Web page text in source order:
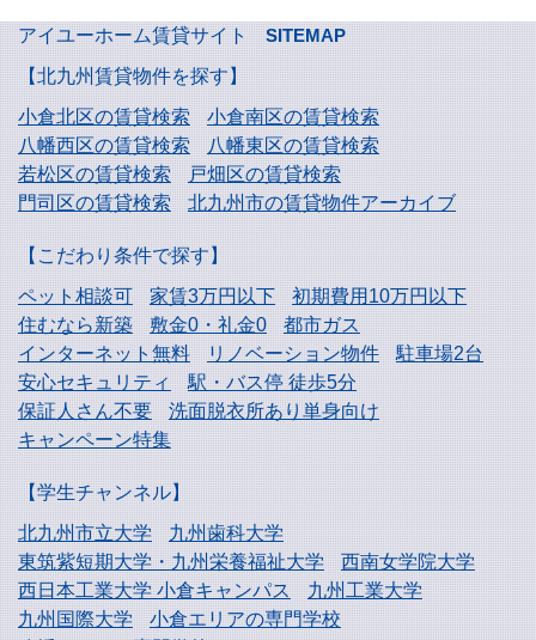
アイユーホーム賃貸サイト
SITEMAP
【北九州賃貸物件を探す】
小倉北区の賃貸検索
小倉南区の賃貸検索
八幡西区の賃貸検索
八幡東区の賃貸検索
若松区の賃貸検索
戸畑区の賃貸検索
門司区の賃貸検索
北九州市の賃貸物件アーカイブ
【こだわり条件で探す】
ペット相談可
家賃3万円以下
初期費用10万円以下
住むなら新築
敷金0・礼金0
都市ガス
インターネット無料
リノベーション物件
駐車場2台
安心セキュリティ
駅・バス停 徒歩5分
保証人さん不要
洗面脱衣所あり単身向け
キャンペーン特集
【学生チャンネル】
北九州市立大学
九州歯科大学
東筑紫短期大学・九州栄養福祉大学
西南女学院大学
西日本工業大学小倉キャンパス
九州工業大学
九州国際大学
小倉エリアの専門学校